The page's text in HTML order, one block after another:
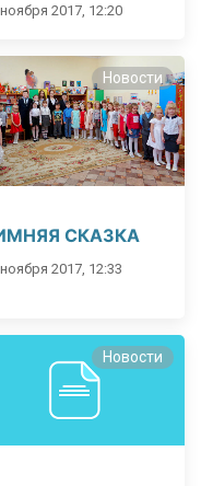
2017, 12:20
Новости
СКАЗКА
2017, 12:33
Новости